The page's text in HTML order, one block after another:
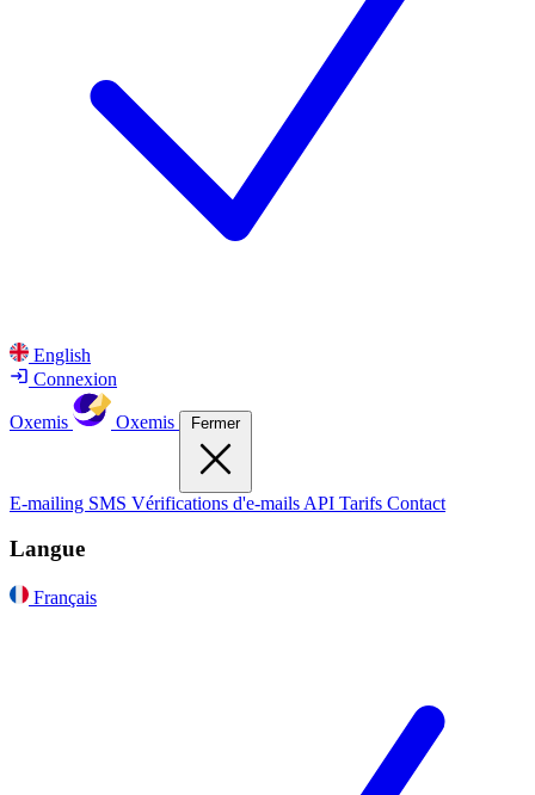
English
Connexion
Oxemis Oxemis Fermer
E-mailing SMS Vérifications d'e-mails API Tarifs Contact
Langue
Français